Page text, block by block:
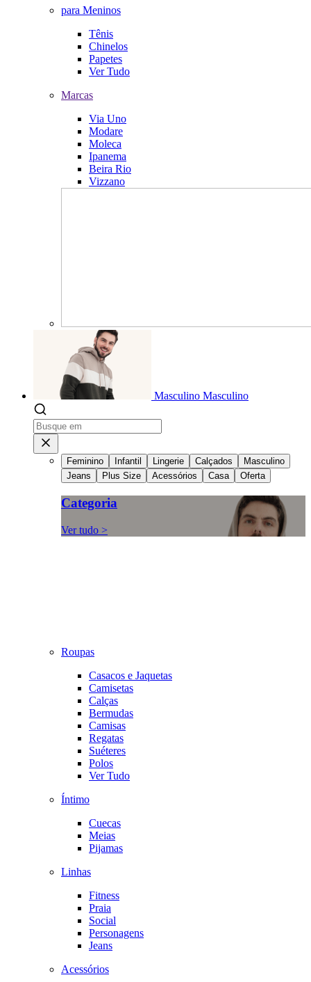
para Meninos
Tênis
Chinelos
Papetes
Ver Tudo
Marcas
Via Uno
Modare
Moleca
Ipanema
Beira Rio
Vizzano
Masculino Masculino
Feminino Infantil Lingerie Calçados
Masculino
Jeans
Plus Size Acessórios Casa Oferta
Categoria
Ver tudo >
Roupas
Casacos e Jaquetas
Camisetas
Calças
Bermudas
Camisas
Regatas
Suéteres
Polos
Ver Tudo
Íntimo
Cuecas
Meias
Pijamas
Linhas
Fitness
Praia
Social
Personagens
Jeans
Acessórios